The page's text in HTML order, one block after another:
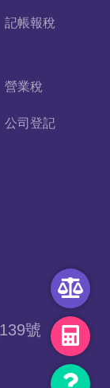
記帳報稅
營業稅
公司登記
號